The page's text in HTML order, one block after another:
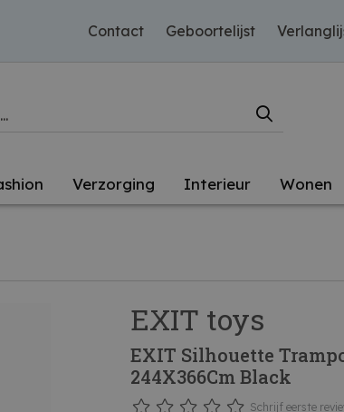
Contact Geboortelijst
Verzorging Interieur Wonen
EXIT toys
EXIT Silhouette
244X366Cm Black
Schrijf eerste